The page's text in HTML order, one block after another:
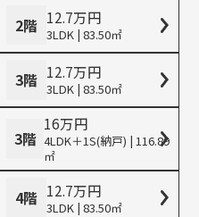
2階 12.7万円
3LDK | 83.50㎡
3階 12.7万円
3LDK | 83.50㎡
3階
16万円
4LDK＋1S(納戸) | 116.89
㎡
4階 12.7万円
3LDK | 83.50㎡